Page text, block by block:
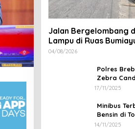
Jalan Bergelombang
Lampu di Ruas
Bantarkawung Telan
04/08/2026
Polres
Zebra
Turunkan
17/11/2025
Minibus
Bensin di
14/11/2025